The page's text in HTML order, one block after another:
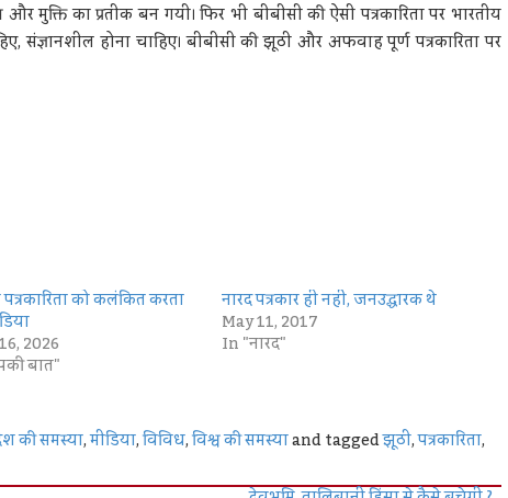
मुक्ति का प्रतीक बन गयी। फिर भी बीबीसी की ऐसी पत्रकारिता पर भारतीय
संज्ञानशील होना चाहिए। बीबीसी की झूठी और अफवाह पूर्ण पत्रकारिता पर
को कलंकित करता
2026
बात"
नारद पत्रकार ही नहीं, जनउद्धारक थे
May 11, 2017
In "नारद"
की समस्या,मीडिया,विविध,विश्व की समस्याand taggedझूठी,पत्रकारिता,